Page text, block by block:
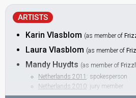
ARTISTS
Karin Vlasblom (as member of
Laura Vlasblom (as member of
Mandy Huydts (as member of
Netherlands 2011 : spokesperson
Netherlands 2010 : jury member